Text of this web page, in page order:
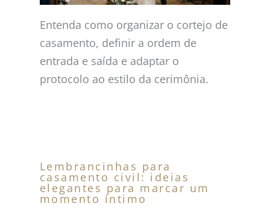
Entenda como organizar o cortejo de
casamento, definir a ordem de
entrada e saída e adaptar o
protocolo ao estilo da cerimônia.
Lembrancinhas para
casamento civil: ideias
elegantes para marcar um
momento íntimo